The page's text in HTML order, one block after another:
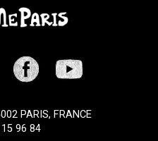
PARIS, FRANCE
96 84